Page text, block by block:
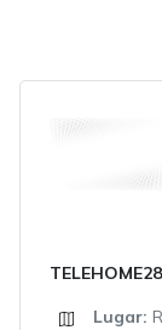
TELEHOME28
Lugar: